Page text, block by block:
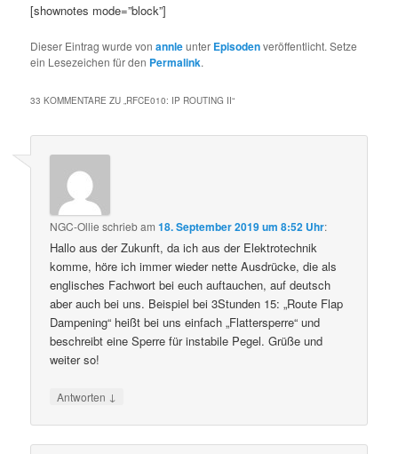
[shownotes mode=”block”]
Dieser Eintrag wurde vonannleunter Episodenveröffentlicht. Setze
ein Lesezeichen für den Permalink.
33 KOMMENTARE ZU „ RFCE010: IP ROUTING II“
NGC-Ollie schriebam18. September 2019 um 8:52 Uhr:
Hallo aus der Zukunft, da ich aus der Elektrotechnik
komme, höre ich immer wieder nette Ausdrücke, die als
englisches Fachwort bei euch auftauchen, auf deutsch
aber auch bei uns. Beispiel bei 3Stunden 15: „Route Flap
Dampening“ heißt bei uns einfach „Flattersperre“ und
beschreibt eine Sperre für instabile Pegel. Grüße und
weiter so!
Antworten ↓